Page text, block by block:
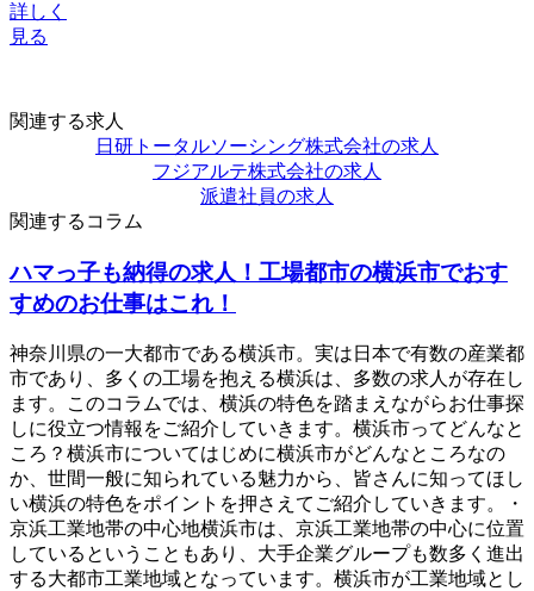
詳しく
見る
関連する求人
日研トータルソーシング株式会社の求人
フジアルテ株式会社の求人
派遣社員の求人
関連するコラム
ハマっ子も納得の求人！工場都市の横浜市でおす
すめのお仕事はこれ！
神奈川県の一大都市である横浜市。実は日本で有数の産業都
市であり、多くの工場を抱える横浜は、多数の求人が存在し
ます。このコラムでは、横浜の特色を踏まえながらお仕事探
しに役立つ情報をご紹介していきます。横浜市ってどんなと
ころ？横浜市についてはじめに横浜市がどんなところなの
か、世間一般に知られている魅力から、皆さんに知ってほし
い横浜の特色をポイントを押さえてご紹介していきます。・
京浜工業地帯の中心地横浜市は、京浜工業地帯の中心に位置
しているということもあり、大手企業グループも数多く進出
する大都市工業地域となっています。横浜市が工業地域とし